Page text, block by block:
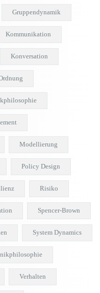
Gruppendynamik
Kommunikation
Konversation
Modellierung
Policy Design
Risiko
Spencer-Brown
System Dynamics
Verhalten